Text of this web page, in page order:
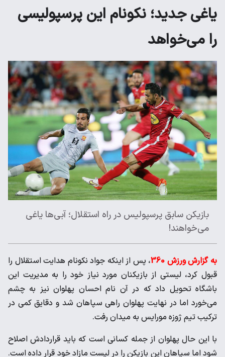
یاغی جدید؛ نکونام این پرسپولیسی
را می‌خواهد
بازیکن سابق پرسپولیس در راه استقلال؛ آبی‌ها یاغی
می‌خواهند!
به گزارش ورزش 360
، پس از اینکه جواد نکونام هدایت استقلال را
قبول کرد، لیستی از بازیکنان مورد نیاز خود را به مدیریت این
باشگاه تحویل داد که در آن نام احسان پهلوان نیز به چشم
می‌خورد اما در نهایت پهلوان راهی سپاهان شد و دقایق کمی در
ترکیب تیم ژوزه مورایس به میدان رفت.
با این حال پهلوان از جمله کسانی است که باید قراردادش اصلاح
شود اما سپاهان این بازیکن را در لیست مازاد خود قرار داده است.